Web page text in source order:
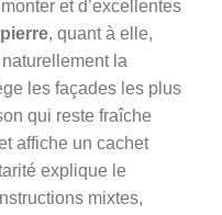
et d’excellentes
pierre, quant à elle,
la
les façades les plus
qui reste fraîche
affiche un cachet
explique le
mixtes,